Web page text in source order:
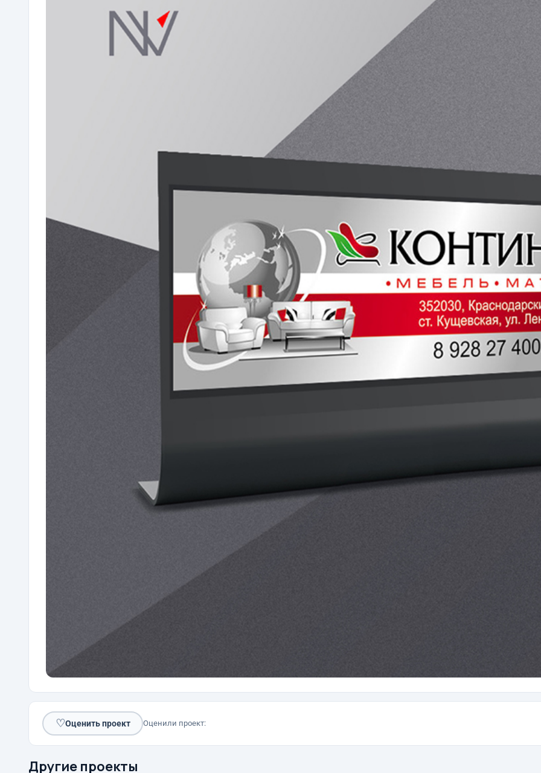
♡Оценить проект Оценили проект:
Другие проекты